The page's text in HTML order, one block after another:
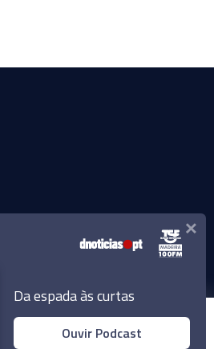
Da espada às curtas
Ouvir Podcast
×